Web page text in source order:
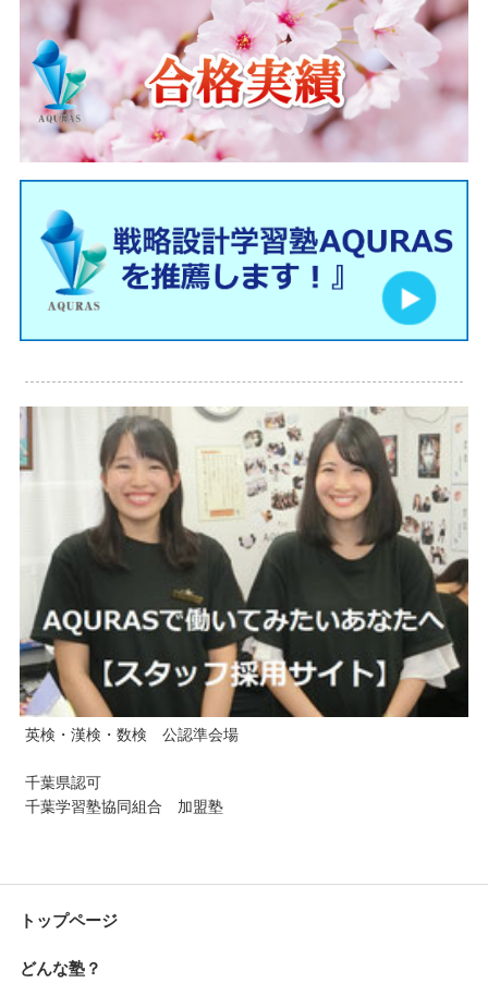
英検・漢検・数検 公認準会場
千葉県認可
千葉学習塾協同組合 加盟塾
トップページ
どんな塾？